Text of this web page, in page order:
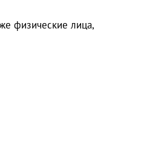
физические лица,